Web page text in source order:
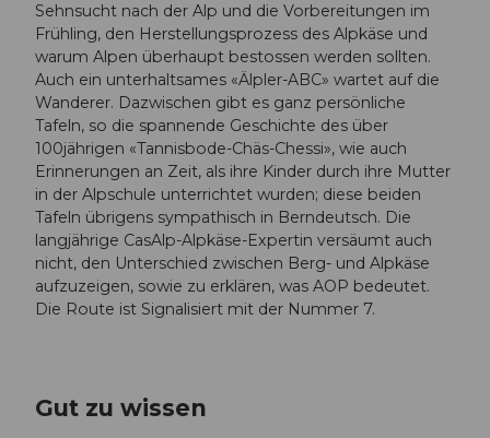
Sehnsucht nach der Alp und die Vorbereitungen im
Frühling, den Herstellungsprozess des Alpkäse und
warum Alpen überhaupt bestossen werden sollten.
Auch ein unterhaltsames «Älpler-ABC» wartet auf die
Wanderer. Dazwischen gibt es ganz persönliche
Tafeln, so die spannende Geschichte des über
100jährigen «Tannisbode-Chäs-Chessi», wie auch
Erinnerungen an Zeit, als ihre Kinder durch ihre Mutter
in der Alpschule unterrichtet wurden; diese beiden
Tafeln übrigens sympathisch in Berndeutsch. Die
langjährige CasAlp-Alpkäse-Expertin versäumt auch
nicht, den Unterschied zwischen Berg- und Alpkäse
aufzuzeigen, sowie zu erklären, was AOP bedeutet.
Die Route ist Signalisiert mit der Nummer 7.
Gut zu wissen